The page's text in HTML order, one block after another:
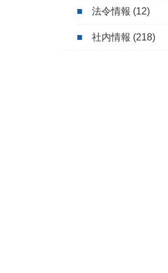
法令情報 (12)
社内情報 (218)